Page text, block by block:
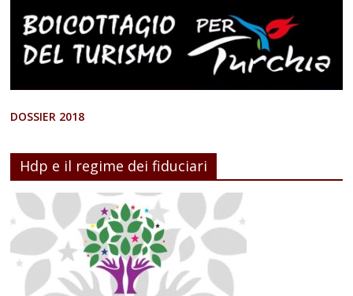
DOSSIER 2018
Hdp e il regime dei fiduciari